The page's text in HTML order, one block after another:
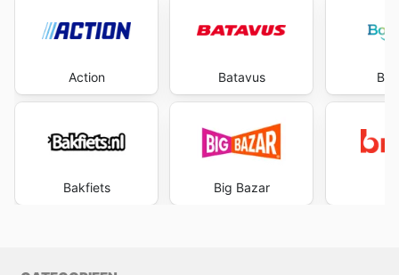
Action
Bakfiets
Batavus
Big Bazar